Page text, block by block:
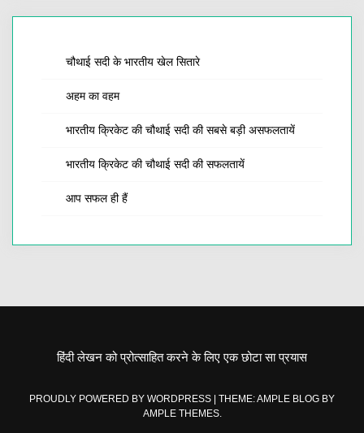
चौथाई सदी के भारतीय खेल सितारे
अहम का वहम
भारतीय क्रिकेट की चौथाई सदी की सबसे बड़ी असफलतायें
भारतीय क्रिकेट की चौथाई सदी की सफलतायें
आप सफल ही हैं
हिंदी लेखन को प्रोत्साहित करने के लिए एक छोटा सा प्रयास
PROUDLY POWERED BY WORDPRESS
THEME: AMPLE BLOG BY
AMPLE THEMES.